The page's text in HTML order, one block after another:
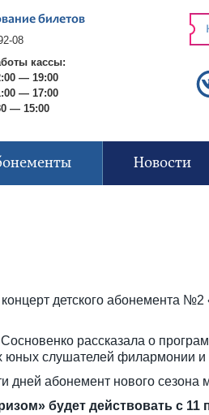
билетов
08
кассы:
— 19:00
— 17:00
— 15:00
Новости
детского абонемента
рассказала о
слушателей филармонии и
абонемент нового сезона
будет действовать с 11